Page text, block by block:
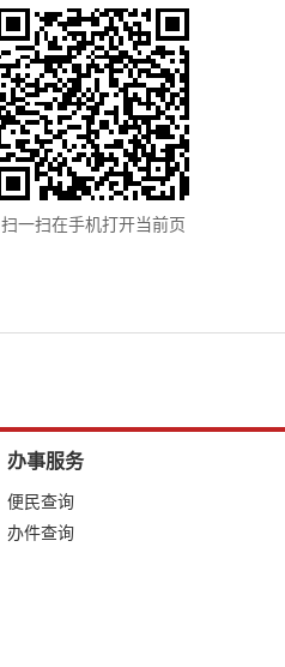
扫一扫在手机打开当前页
办事服务
便民查询
办件查询